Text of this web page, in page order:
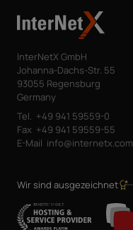
InterNetX GmbH
Johanna-Dachs-Str. 55
93055 Regensburg
Germany
Tel. +49 941 59559-0
Fax +49 941 59559-55
E-Mail info@internetx.com
Wir sind ausgezeichnet